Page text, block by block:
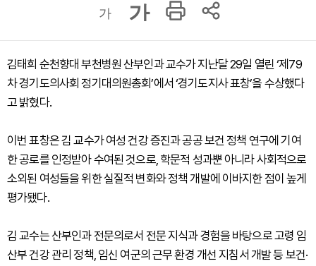
가 가
김태희 순천향대 부천병원 산부인과 교수가 지난달 29일 열린 ‘제79
차 경기도의사회 정기대의원총회’에서 ‘경기도지사 표창’을 수상했다
고 밝혔다.
이번 표창은 김 교수가 여성 건강 증진과 공공 보건 정책 연구에 기여
한 공로를 인정받아 수여된 것으로, 학문적 성과뿐 아니라 사회적으로
소외된 여성들을 위한 실질적 변화와 정책 개발에 이바지한 점이 높게
평가됐다.
김 교수는 산부인과 전문의로서 전문 지식과 경험을 바탕으로 고령 임
산부 건강 관리 정책, 임신 여군의 근무 환경 개선 지침서 개발 등 보건·